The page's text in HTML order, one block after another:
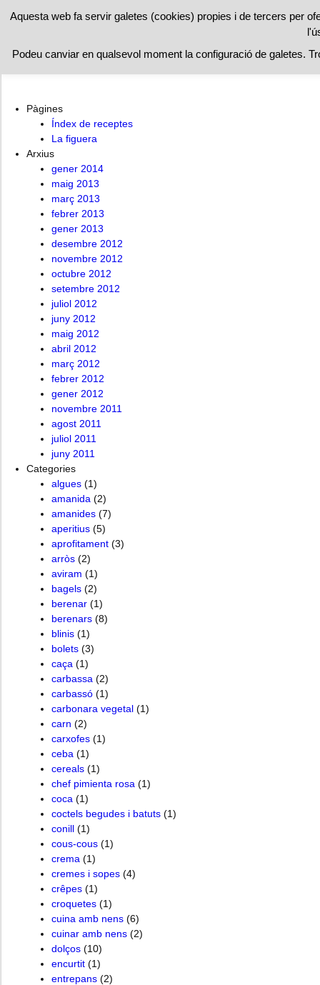
A l’ombra de la figuera Índex de receptes La figuera
Pàgines
Índex de receptes
La figuera
Arxius
gener 2014
maig 2013
març 2013
febrer 2013
gener 2013
desembre 2012
novembre 2012
octubre 2012
setembre 2012
juliol 2012
juny 2012
maig 2012
abril 2012
març 2012
febrer 2012
gener 2012
novembre 2011
agost 2011
juliol 2011
juny 2011
Categories
algues (1)
amanida (2)
amanides (7)
aperitius (5)
aprofitament (3)
arròs (2)
aviram (1)
bagels (2)
berenar (1)
berenars (8)
blinis (1)
bolets (3)
caça (1)
carbassa (2)
carbassó (1)
carbonara vegetal (1)
carn (2)
carxofes (1)
ceba (1)
cereals (1)
chef pimienta rosa (1)
coca (1)
coctels begudes i batuts (1)
conill (1)
cous-cous (1)
crema (1)
cremes i sopes (4)
crêpes (1)
croquetes (1)
cuina amb nens (6)
cuinar amb nens (2)
dolços (10)
encurtit (1)
entrepans (2)
Aquesta web fa servir galetes (cookies) propies i de tercers per
Podeu canviar en qualsevol moment la configuració de galetes.